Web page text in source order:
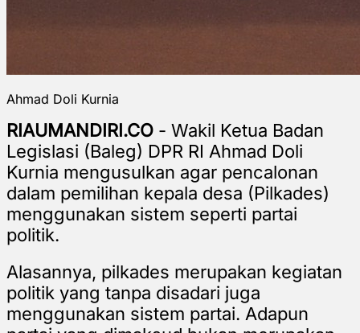
Ahmad Doli Kurnia
RIAUMANDIRI.CO - Wakil Ketua Badan
Legislasi (Baleg) DPR RI Ahmad Doli
Kurnia mengusulkan agar pencalonan
dalam pemilihan kepala desa (Pilkades)
menggunakan sistem seperti partai
politik.
Alasannya, pilkades merupakan kegiatan
politik yang tanpa disadari juga
menggunakan sistem partai. Adapun